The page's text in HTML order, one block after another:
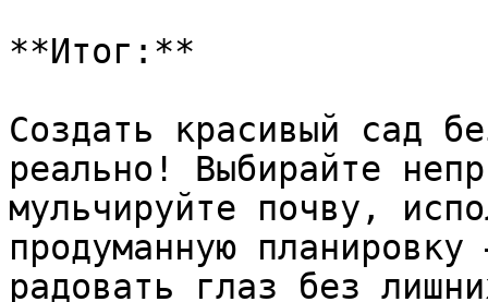
**Итог:**
Создать красивый сад
реально! Выбирайте
мульчируйте почву,
продуманную
радовать глаз без